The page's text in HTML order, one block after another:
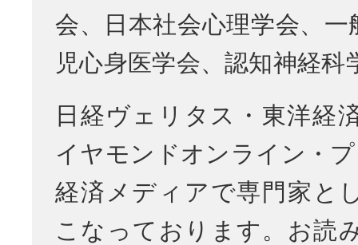
会、日本社会心理学会、一
児心身医学会、認知神経科
日経ヴェリタス・東洋経
イヤモンドオンライン・
経済メディアで専門家と
こなっております。お読